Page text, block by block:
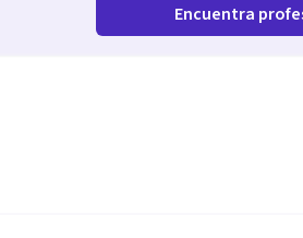
el equilibrio entre vida digital y
buen marco de comprensión para
Encuentra